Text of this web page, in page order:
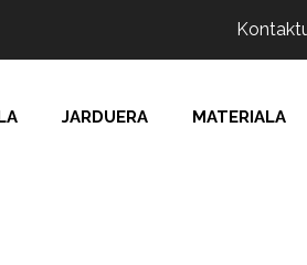
JARDUERA MATERIALA